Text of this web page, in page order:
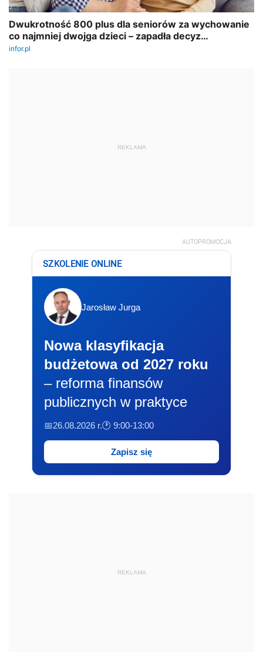
REKLAMA
AUTOPROMOCJA
SZKOLENIE ONLINE
Jarosław Jurga
Nowa klasyfikacja
budżetowa od 2027 roku
– reforma finansów
publicznych w praktyce
📅26.08.2026 r.🕐 9:00-13:00
Zapisz się
REKLAMA